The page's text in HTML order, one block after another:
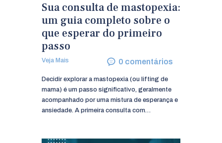
Sua consulta de mastopexia:
um guia completo sobre o
que esperar do primeiro
passo
Veja Mais 0 comentários
Decidir explorar a mastopexia (ou lifting de
mama) é um passo significativo, geralmente
acompanhado por uma mistura de esperança e
ansiedade. A primeira consulta com…